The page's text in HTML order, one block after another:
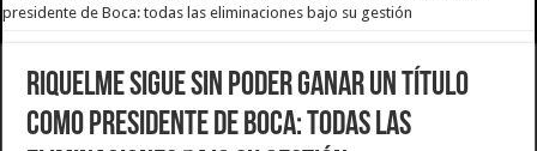
presidente de Boca: todas las eliminaciones bajo su gestión
Riquelme sigue sin poder ganar un título
como presidente de Boca: todas las